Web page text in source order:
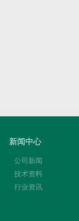
新闻中心
公司新闻
技术资料
行业资讯